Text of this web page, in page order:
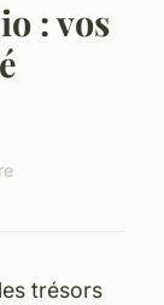
: vos
trésors